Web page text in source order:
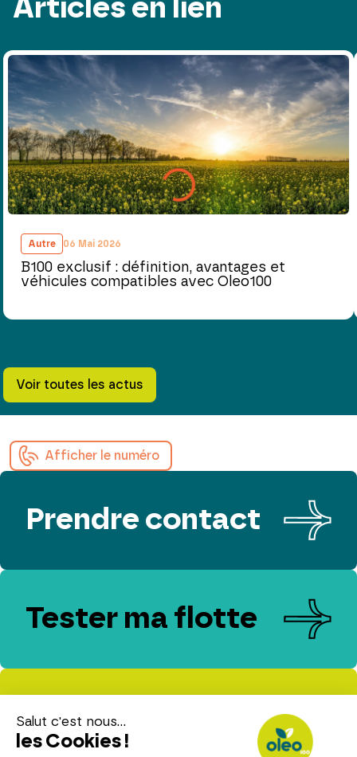
Articles en lien
Autre 06 Mai 2026
B100 exclusif : définition, avantages et
véhicules compatibles avec Oleo100
Voir toutes les actus
Afficher le numéro
Prendre contact
Tester ma flotte
Evaluer mes
émissions de CO₂